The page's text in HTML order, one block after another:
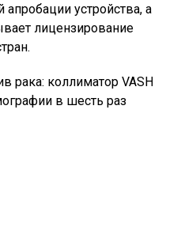
апробации устройства, а
лицензирование